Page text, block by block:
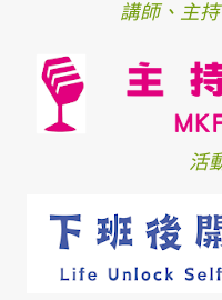
講師、主
活